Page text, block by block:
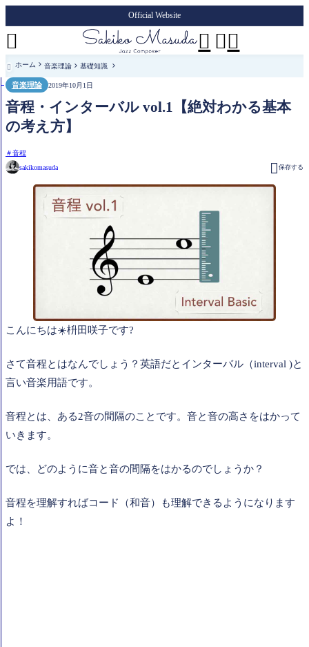
Official Website
 

 ホーム 音楽理論 基礎知識
音楽理論 2019年10月1日
音程・インターバル vol.1【絶対わかる基本
の考え方】
音程
sakikomasuda
 保存する
こんにちは☀️枡田咲子です?
さて音程とはなんでしょう？英語だとインターバル（interval )と
言い音楽用語です。
音程とは、ある2音の間隔のことです。音と音の高さをはかって
いきます。
では、どのように音と音の間隔をはかるのでしょうか？
音程を理解すればコード（和音）も理解できるようになります
よ！